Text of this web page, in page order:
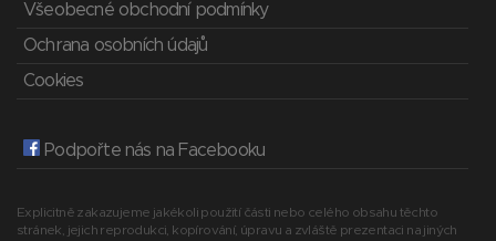
Všeobecné obchodní podmínky
Ochrana osobních údajů
Cookies
Podpořte nás na Facebooku
Explicitně zakazujeme jakékoli použití části nebo celého obsahu těchto
stránek, jejich reprodukci, kopírování, úpravu a zvláště prezentaci na jiných